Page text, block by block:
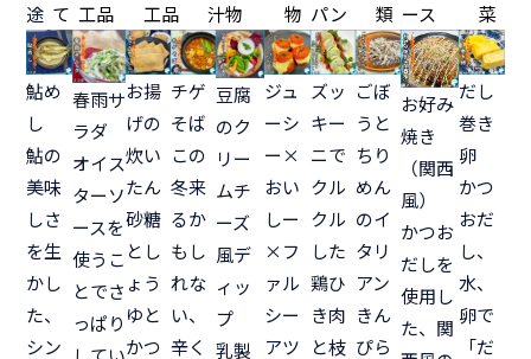
途 て 工品
工品
汁物
物 パン
類 ース
菜
鮎め
し
鮎の
美味
しさ
を生
かし
た、
シン
春雨サ
ラダ
オイス
ターソ
ースを
使うこ
とでさ
っぱり
お揚
げの
炊い
たん
砂糖
とし
ょう
ゆと
かつ
チゲ
そば
この
冬来
るか
もし
れな
い、
辛く
豆腐
のク
リー
ムチ
ーズ
風デ
ィッ
プ
乳製
ジュ
ーシ
ー×
おい
しー
×フ
ァル
シー
アツ
ズッ
キー
ニで
クル
クル
した
鶏ひ
き肉
と枝
ごぼ
うと
ちり
めん
のイ
タリ
アン
きん
ぴら
お好み
焼き
（関西
風）
かつお
だしを
使用し
た、関
だし
巻き
卵
かつ
おだ
し、
水、
卵で
「だ